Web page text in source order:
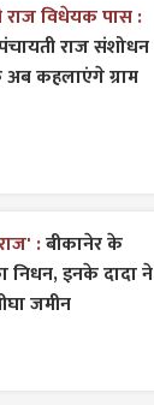
विधेयक पास :
राज ​संशोधन
कहलाएंगे ग्राम
:बीकानेर के
निधन, इनके दादा ने
जमीन